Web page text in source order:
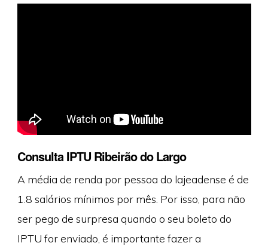
Consulta IPTU Ribeirão do Largo
A média de renda por pessoa do lajeadense é de
1.8 salários mínimos por mês. Por isso, para não
ser pego de surpresa quando o seu boleto do
IPTU for enviado, é importante fazer a